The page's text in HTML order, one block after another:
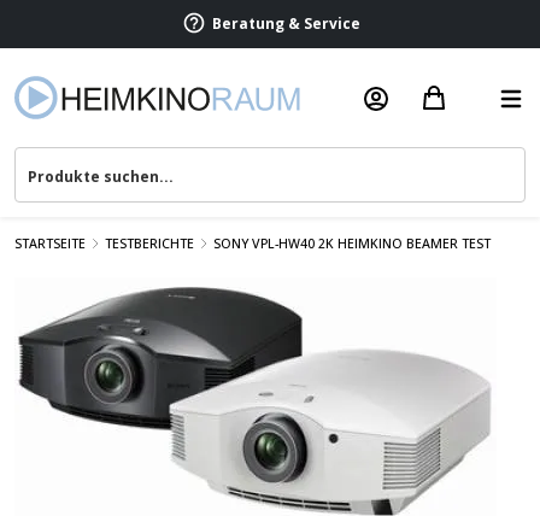
Beratung & Service
STARTSEITE TESTBERICHTE SONY VPL-HW40 2K HEIMKINO BEAMER TEST